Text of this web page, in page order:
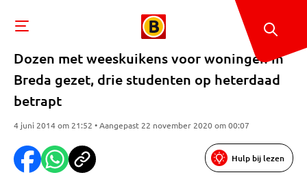
Dozen met weeskuikens voor woningen in
Breda gezet, drie studenten op heterdaad
betrapt
4 juni 2014 om 21:52 • Aangepast 22 november 2020 om 00:07
Hulp bij lezen